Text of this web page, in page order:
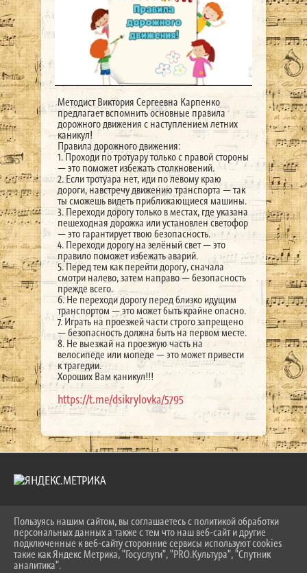
Методист Виктория Сергеевна Карпенко
предлагает вспомнить основные правила
дорожного движения с наступлением летних
каникул!
Правила дорожного движения:
1. Проходи по тротуару только с правой стороны
— это поможет избежать столкновений.
2. Если тротуара нет, иди по левому краю
дороги, навстречу движению транспорта — так
ты сможешь видеть приближающиеся машины.
3. Переходи дорогу только в местах, где указана
пешеходная дорожка или установлен светофор
— это гарантирует твою безопасность.
4. Переходи дорогу на зелёный свет — это
правило поможет избежать аварий.
5. Перед тем как перейти дорогу, сначала
смотри налево, затем направо — безопасность
прежде всего.
6. Не переходи дорогу перед близко идущим
транспортом — это может быть крайне опасно.
7. Играть на проезжей части строго запрещено
— безопасность должна быть на первом месте.
8. Не выезжай на проезжую часть на
велосипеде или мопеде — это может привести
к трагедии.
Хороших Вам каникул!!!
https://t.me/dsikrylovka/5795
2026 Г. LKDSHI.RU
ВХОД
КАРТА САЙТА
ПОЛИТИКА ОБРАБОТКИ ПЕРСОНАЛЬНЫХ ДАННЫХ
Пользуясь нашим сайтом, вы соглашаетесь с политикой обработки
персональных данных а также с тем что наш веб-сайт и другие
подключенные к веб-сайту сторонние сервисы используют cookies
такие как Яндекс Метрика, "Госуслуги", "PRO.Культура", "Спутник
аналитика".